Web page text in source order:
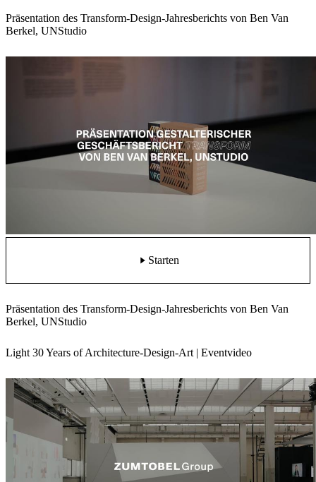
Präsentation des Transform-Design-Jahresberichts von Ben Van
Berkel, UNStudio
Starten
Präsentation des Transform-Design-Jahresberichts von Ben Van
Berkel, UNStudio
Light 30 Years of Architecture-Design-Art | Eventvideo